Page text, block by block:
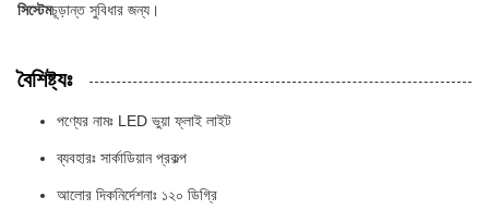
সিস্টেমচূড়ান্ত সুবিধার জন্য।
বৈশিষ্ট্যঃ
পণ্যের নামঃ LED ভুয়া ফ্লাই লাইট
ব্যবহারঃ সার্কাডিয়ান প্রকল্প
আলোর দিকনির্দেশনাঃ ১২০ ডিগ্রি